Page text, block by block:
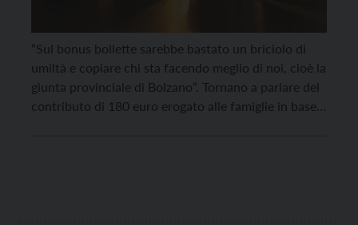
“Sul bonus bollette sarebbe bastato un briciolo di
umiltà e copiare chi sta facendo meglio di noi, cioè la
giunta provinciale di Bolzano“. Tornano a parlare del
contributo di 180 euro erogato alle famiglie in base